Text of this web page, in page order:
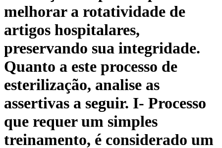
melhorar a rotatividade de
artigos hospitalares,
preservando sua integridade.
Quanto a este processo de
esterilização, analise as
assertivas a seguir. I- Processo
que requer um simples
treinamento, é considerado um